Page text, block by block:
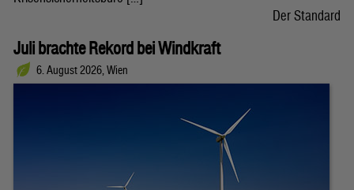
Der Standard
Juli brachte Rekord bei Windkraft
6. August 2026, Wien